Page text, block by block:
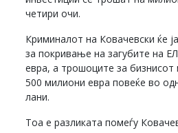
четири очи.
Криминалот на Ковачевски ќе
за покривање на загубите на
евра, а трошоците за
500 милиони евра повеќе во
лани.
Тоа е разликата помеѓу